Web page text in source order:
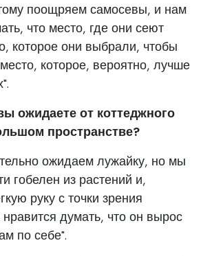
поощряем самосевы, и нам
что место, где они сеют
которое они выбрали, чтобы
которое, вероятно, лучше
ожидаете от коттеджного
пространстве?
ожидаем лужайку, но мы
гобелен из растений и,
руку с точки зрения
думать, что он вырос
по себе".